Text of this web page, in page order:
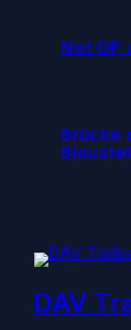
Not OP
Brücke
DAV